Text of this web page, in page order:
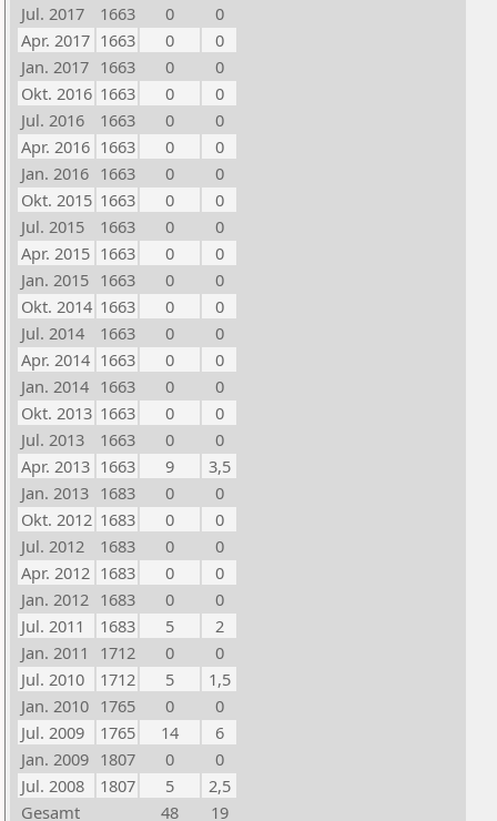
Jul. 2017
1663 0
0
Apr. 2017 1663 0
0
Jan. 2017 1663 0
0
Okt. 2016 1663 0
0
Jul. 2016
1663 0
0
Apr. 2016 1663 0
0
Jan. 2016 1663 0
0
Okt. 2015 1663 0
0
Jul. 2015
1663 0
0
Apr. 2015 1663 0
0
Jan. 2015 1663 0
0
Okt. 2014 1663 0
0
Jul. 2014
1663 0
0
Apr. 2014 1663 0
0
Jan. 2014 1663 0
0
Okt. 2013 1663 0
0
Jul. 2013
1663 0
0
Apr. 2013 1663 9
3,5
Jan. 2013 1683 0
0
Okt. 2012 1683 0
0
Jul. 2012
1683 0
0
Apr. 2012 1683 0
0
Jan. 2012 1683 0
0
Jul. 2011
1683 5
2
Jan. 2011
1712 0
0
Jul. 2010
1712 5
1,5
Jan. 2010 1765 0
0
Jul. 2009
1765 14
6
Jan. 2009 1807 0
0
Jul. 2008
1807 5
2,5
Gesamt
48 19